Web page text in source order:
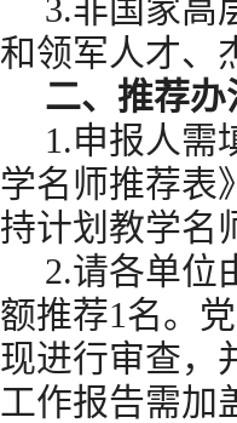
3.非国家高
和领军人才、
二、推荐办
1.申报人需
学名师推荐表
持计划教学名
2.请各单位
额推荐1名。
现进行审查，
工作报告需加